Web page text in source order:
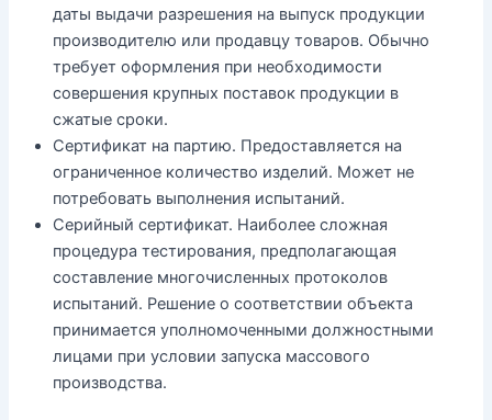
даты выдачи разрешения на выпуск продукции
производителю или продавцу товаров. Обычно
требует оформления при необходимости
совершения крупных поставок продукции в
сжатые сроки.
Сертификат на партию. Предоставляется на
ограниченное количество изделий. Может не
потребовать выполнения испытаний.
Серийный сертификат. Наиболее сложная
процедура тестирования, предполагающая
составление многочисленных протоколов
испытаний. Решение о соответствии объекта
принимается уполномоченными должностными
лицами при условии запуска массового
производства.